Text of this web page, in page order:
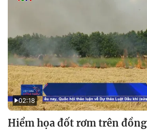
02:18
Hiểm họa đốt rơm trên đồng